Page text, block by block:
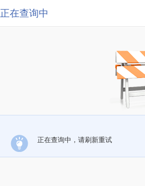
正在查询中
正在查询中，请刷新重试